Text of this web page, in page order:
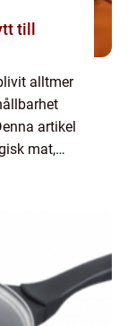
alltmer
artikel
mat,